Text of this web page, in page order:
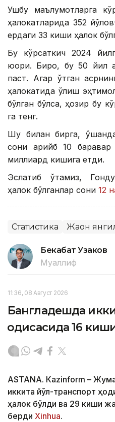
Ушбу маълумотларга
ҳалокатларида 352
ердаги 33 киши ҳалок
Бу кўрсаткич 2024
юқори. Бироқ, бу 50 йил
паст. Агар ўтган
ҳалокатида ўлиш
бўлган бўлса, ҳозир бу
га тенг.
Шу билан бирга,
сони қарийб 10
миллиард кишига етди.
Эслатиб ўтамиз,
ҳалок бўлганлар сони 12
Статистика Жаҳон
Бекабат Узаков
Муаллиф
11:36, 08 Август 2026
Бангладешда
ҳодисасида 16
ASTANА. Кazinform –
иккита йўл-транспорт
ҳалок бўлди ва 29 киши
берди Xinhua.